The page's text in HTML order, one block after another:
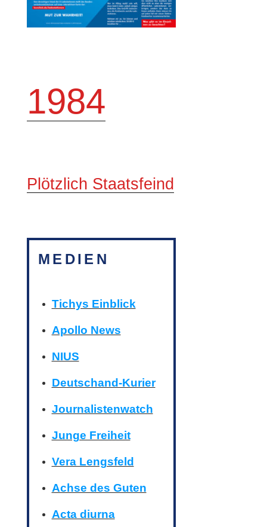
1984
Plötzlich Staatsfeind
MEDIEN
Tichys Einblick
Apollo News
NIUS
Deutschand-Kurier
Journalistenwatch
Junge Freiheit
Vera Lengsfeld
Achse des Guten
Acta diurna